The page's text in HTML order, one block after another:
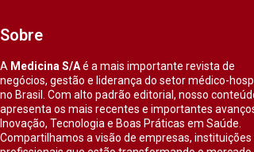
Sobre
A Medicina S/Aé a mais importante revista de
negócios, gestão e liderança do setor médico-
no Brasil. Com alto padrão editorial, nosso
apresenta os mais recentes e importantes
Inovação, Tecnologia e Boas Práticas em Saúde.
Compartilhamos a visão de empresas, instituições